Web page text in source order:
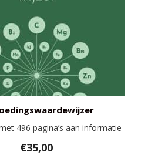
496 pagina’s aan informatie
€35,00